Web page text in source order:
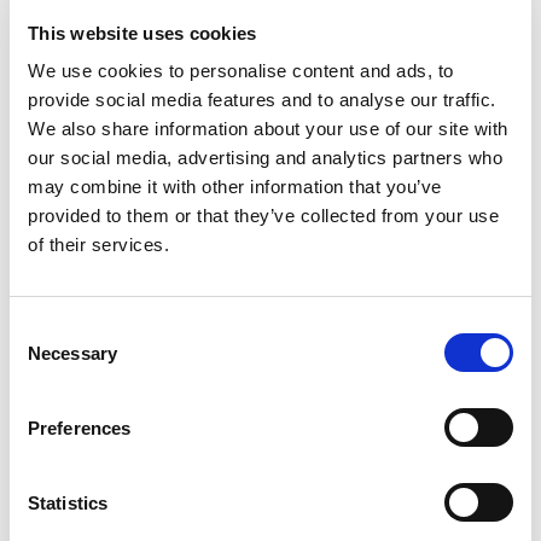
This website uses cookies
We use cookies to personalise content and ads, to
provide social media features and to analyse our traffic.
We also share information about your use of our site with
our social media, advertising and analytics partners who
may combine it with other information that you’ve
provided to them or that they’ve collected from your use
of their services.
Selection
Necessary
Preferences
Statistics
Cómo utilizar el molde
Beneficios